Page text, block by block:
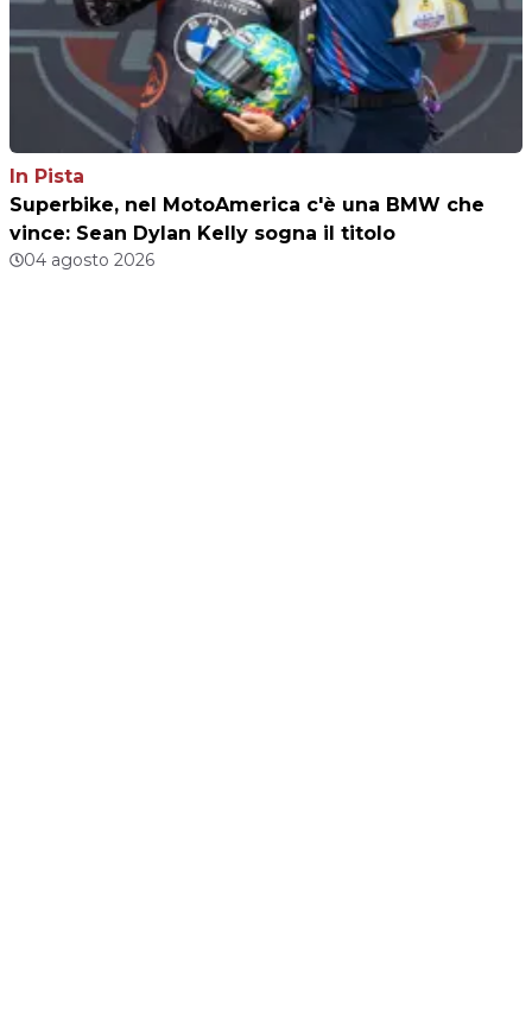
In Pista
Superbike, nel MotoAmerica c'è una BMW che
vince: Sean Dylan Kelly sogna il titolo
04 agosto 2026